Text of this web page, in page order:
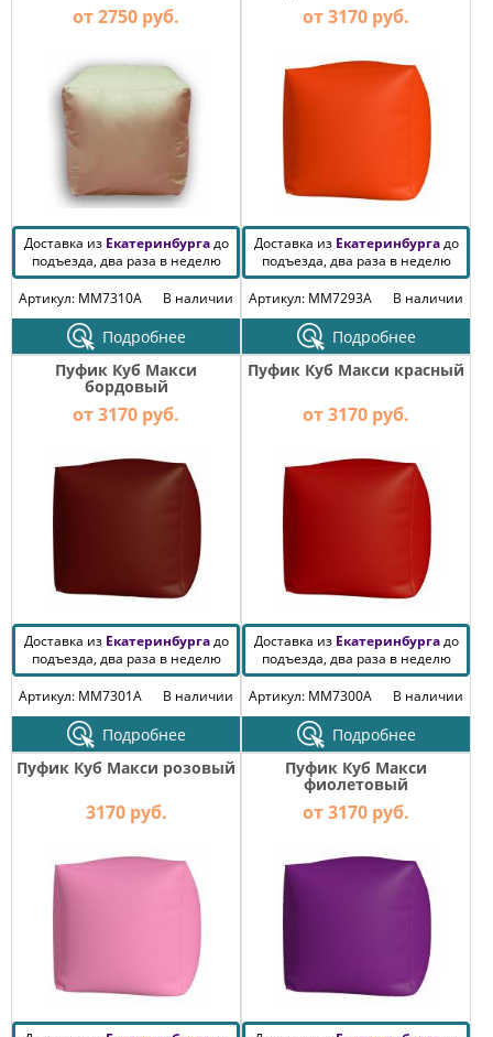
от 2750 руб.
Доставка из Екатеринбургадо
подъезда, два раза в неделю
Артикул: MM7310A
В наличии
Подробнее
от 3170 руб.
Доставка из Екатеринбургадо
подъезда, два раза в неделю
Артикул: MM7293A
В наличии
Подробнее
Пуфик Куб Макси
бордовый
от 3170 руб.
Доставка из Екатеринбургадо
подъезда, два раза в неделю
Артикул: MM7301A
В наличии
Подробнее
Пуфик Куб Макси красный
от 3170 руб.
Доставка из Екатеринбургадо
подъезда, два раза в неделю
Артикул: MM7300A
В наличии
Подробнее
Пуфик Куб Макси розовый
3170 руб.
Пуфик Куб Макси
фиолетовый
от 3170 руб.